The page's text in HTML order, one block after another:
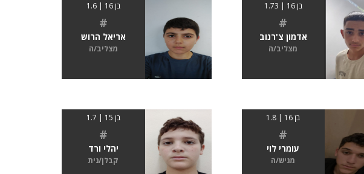
בן 16 | 1.73
#
אדמון צ'רנוב
מצליב/ה
בן 16 | 1.6
#
אריאל הרוש
מצליב/ה
בן 16 | 1.8
#
עומרי לוי
מגיש/ה
בן 15 | 1.7
#
יהלי ורד
קבלן/נית